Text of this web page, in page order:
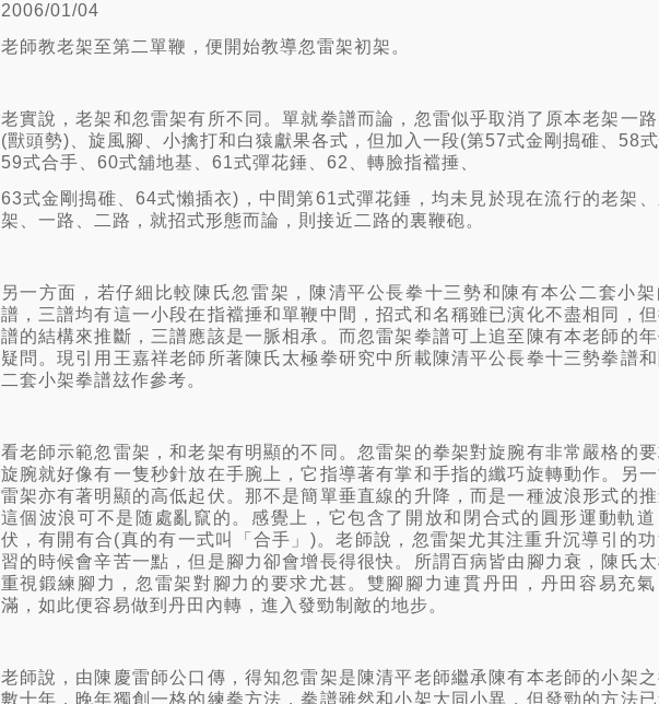
2006/01/04
老師教老架至第二單鞭，便開始教導忽雷架初架。
老實說，老架和忽雷架有所不同。單就拳譜而論，忽雷似乎取消了原本老架一
(獸頭勢)、旋風腳、小擒打和白猿獻果各式，但加入一段(第57式金剛搗碓、58式
59式合手、60式舖地基、61式彈花錘、62、轉臉指襠捶、
63式金剛搗碓、64式懶插衣)，中間第61式彈花錘，均未見於現在流行的老架
架、一路、二路，就招式形態而論，則接近二路的裏鞭砲。
另一方面，若仔細比較陳氏忽雷架，陳清平公長拳十三勢和陳有本公二套小架
譜，三譜均有這一小段在指襠捶和單鞭中間，招式和名稱雖已演化不盡相同，
譜的結構來推斷，三譜應該是一脈相承。而忽雷架拳譜可上追至陳有本老師的
疑問。現引用王嘉祥老師所著陳氏太極拳研究中所載陳清平公長拳十三勢拳譜
二套小架拳譜玆作參考。
看老師示範忽雷架，和老架有明顯的不同。忽雷架的拳架對旋腕有非常嚴格的
旋腕就好像有一隻秒針放在手腕上，它指導著有掌和手指的纖巧旋轉動作。另一
雷架亦有著明顯的高低起伏。那不是簡單垂直線的升降，而是一種波浪形式的推
這個波浪可不是随處亂竄的。感覺上，它包含了開放和閉合式的圓形運動軌道
伏，有開有合(真的有一式叫「合手」)。老師說，忽雷架尤其注重升沉導引的
習的時候會辛苦一點，但是腳力卻會增長得很快。所謂百病皆由腳力衰，陳氏太
重視鍛練腳力，忽雷架對腳力的要求尤甚。雙腳腳力連貫丹田，丹田容易充氣
滿，如此便容易做到丹田內轉，進入發勁制敵的地步。
老師說，由陳慶雷師公口傳，得知忽雷架是陳清平老師繼承陳有本老師的小架
數十年，晚年獨創一格的練拳方法，拳譜雖然和小架大同小異，但發勁的方法